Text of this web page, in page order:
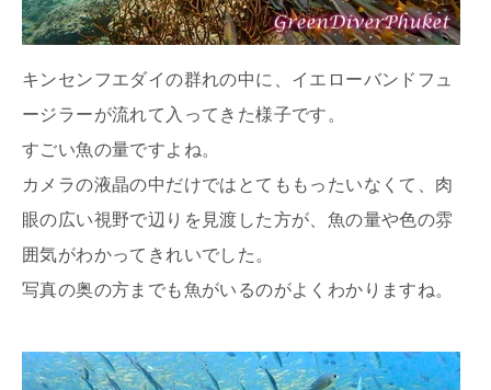
キンセンフエダイの群れの中に、イエローバンドフュ
ージラーが流れて入ってきた様子です。
すごい魚の量ですよね。
カメラの液晶の中だけではとてももったいなくて、肉
眼の広い視野で辺りを見渡した方が、魚の量や色の雰
囲気がわかってきれいでした。
写真の奥の方までも魚がいるのがよくわかりますね。